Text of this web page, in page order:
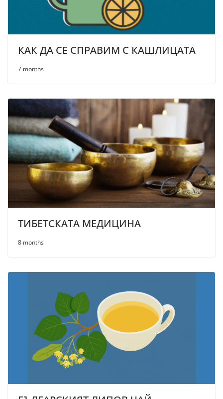
КАК ДА СЕ СПРАВИМ С КАШЛИЦАТА
7 months
ТИБЕТСКАТА МЕДИЦИНА
8 months